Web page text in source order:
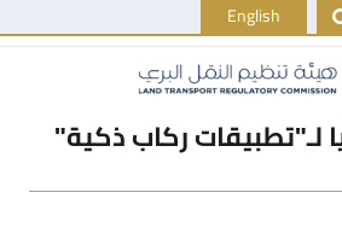
English